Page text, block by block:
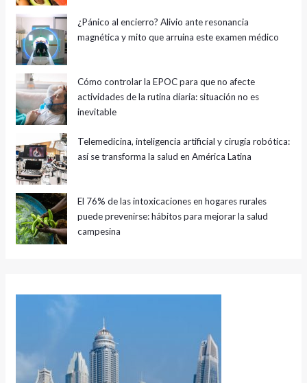
¿Pánico al encierro? Alivio ante resonancia
magnética y mito que arruina este examen médico
Cómo controlar la EPOC para que no afecte
actividades de la rutina diaria: situación no es
inevitable
Telemedicina, inteligencia artificial y cirugía robótica:
así se transforma la salud en América Latina
El 76% de las intoxicaciones en hogares rurales
puede prevenirse: hábitos para mejorar la salud
campesina